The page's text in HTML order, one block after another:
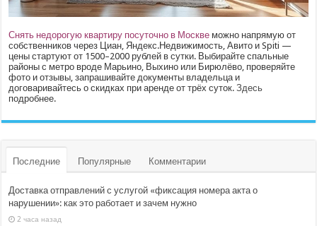
Снять недорогую квартиру посуточно в Москве можно напрямую от
собственников через Циан, Яндекс.Недвижимость, Авито и Spiti —
цены стартуют от 1500–2000 рублей в сутки. Выбирайте спальные
районы с метро вроде Марьино, Выхино или Бирюлёво, проверяйте
фото и отзывы, запрашивайте документы владельца и
договаривайтесь о скидках при аренде от трёх суток.Здесь
подробнее.
Последние Популярные Комментарии
Доставка отправлений с услугой «фиксация номера акта о
нарушении»: как это работает и зачем нужно
2 часа назад